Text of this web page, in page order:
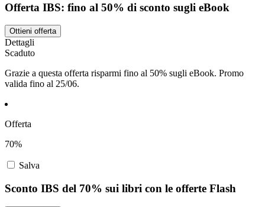
Offerta IBS: fino al 50% di sconto sugli eBook
Ottieni offerta
Dettagli
Scaduto
Grazie a questa offerta risparmi fino al 50% sugli eBook. Promo
valida fino al 25/06.
Offerta
70%
Salva
Sconto IBS del 70% sui libri con le offerte Flash